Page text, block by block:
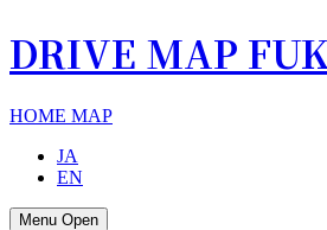
DRIVE MAP
HOME MAP
JA
EN
Menu Open